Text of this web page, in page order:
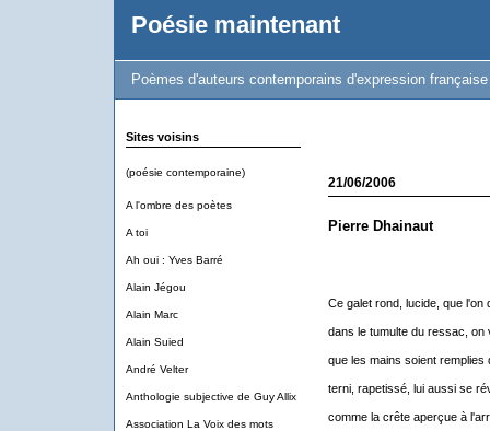
Poésie maintenant
Poèmes d'auteurs contemporains d'expression française
Sites voisins
(poésie contemporaine)
A l'ombre des poètes
A toi
Ah oui : Yves Barré
Alain Jégou
Alain Marc
Alain Suied
André Velter
Anthologie subjective de Guy Allix
Association La Voix des mots
21/06/2006
Pierre Dhainaut
Ce galet rond, lucide, que l'on
dans le tumulte du ressac, on
que les mains soient remplies
terni, rapetissé, lui aussi se
comme la crête aperçue à